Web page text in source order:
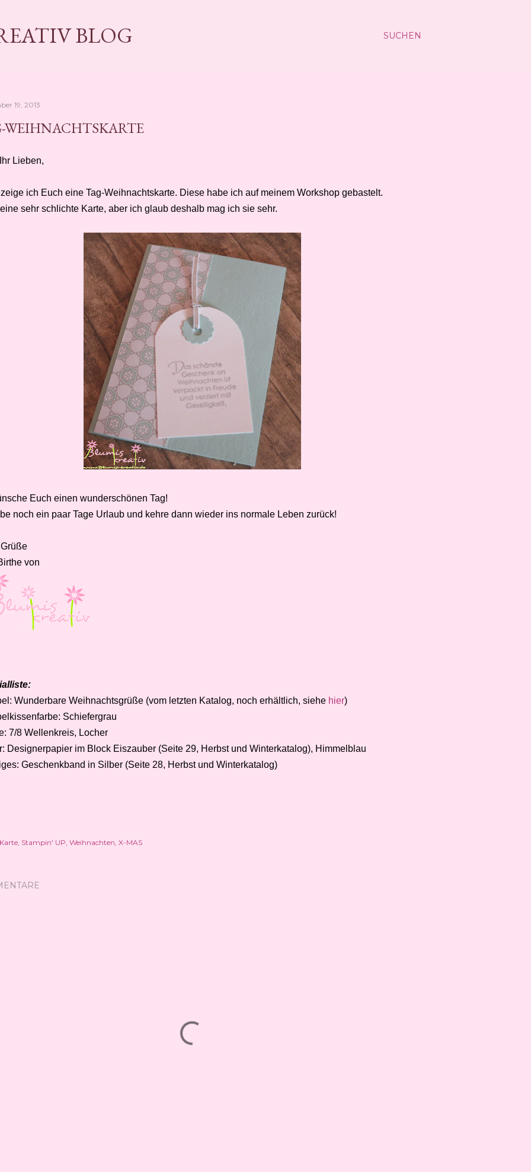
SUCHEN
BLOG
19, 2013
WEIHNACHTSKARTE
Lieben,
ich Euch eine Tag-Weihnachtskarte. Diese habe ich auf meinem Workshop gebastelt.
sehr schlichte Karte, aber ich glaub deshalb mag ich sie sehr.
Euch einen wunderschönen Tag!
noch ein paar Tage Urlaub und kehre dann wieder ins normale Leben zurück!
von
Wunderbare Weihnachtsgrüße (vom letzten Katalog, noch erhältlich, siehe hier)
Schiefergrau
7/8 Wellenkreis, Locher
Designerpapier im Block Eiszauber (Seite 29, Herbst und Winterkatalog), Himmelblau
Geschenkband in Silber (Seite 28, Herbst und Winterkatalog)
Karte Stampin' UP Weihnachten X-MAS